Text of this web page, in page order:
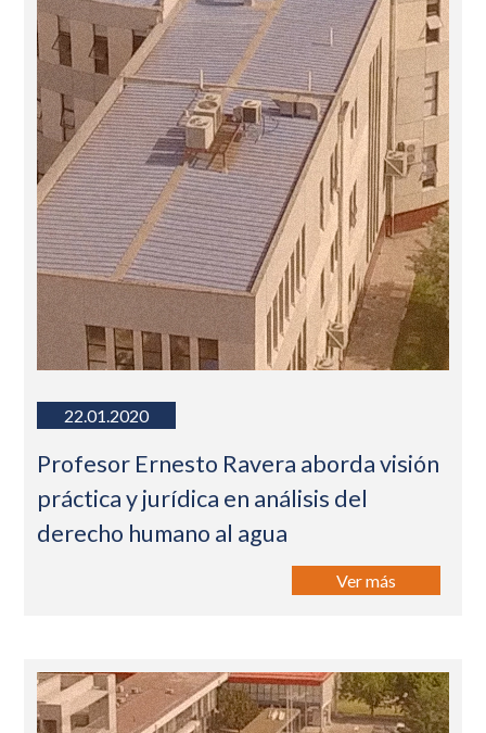
22.01.2020
Profesor Ernesto Ravera aborda visión
práctica y jurídica en análisis del
derecho humano al agua
Ver más